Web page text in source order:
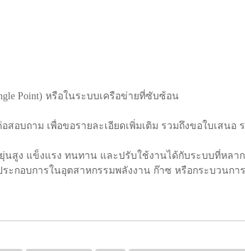
Point) หรือในระบบเครือข่ายที่ซับซ้อน
สอบถาม เพื่อขอรายละเอียดเพิ่มเติม รวมถึงขอใบเสน
หยุ่นสูง แข็งแรง ทนทาน และปรับใช้งานได้กับระบบที่ห
อบการในอุตสาหกรรมพลังงาน ก๊าซ หรือกระบวนการ